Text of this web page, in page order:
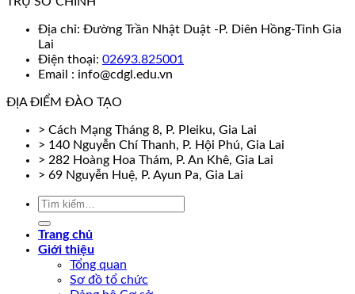
Địa chỉ: Đường Trần Nhật Duật -P. Diên Hồng-Tỉnh Gia
Lai
Điện thoại: 02693.825001
Email : info@cdgl.edu.vn
ĐỊA ĐIỂM ĐÀO TẠO
> Cách Mạng Tháng 8, P. Pleiku, Gia Lai
> 140 Nguyễn Chí Thanh, P. Hội Phú, Gia Lai
> 282 Hoàng Hoa Thám, P. An Khê, Gia Lai
> 69 Nguyễn Huệ, P. Ayun Pa, Gia Lai
Trang chủ
Giới thiệu
Tổng quan
Sơ đồ tổ chức